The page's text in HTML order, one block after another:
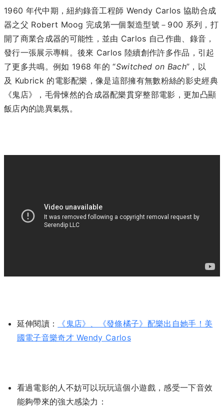
1960 年代中期，紐約錄音工程師 Wendy Carlos 協助合成
器之父 Robert Moog 完成第一個製造型號－900 系列，打
開了商業合成器的可能性，並由 Carlos 自己作曲、錄音，
發行一張展示專輯。後來 Carlos 陸續創作許多作品，引起
了更多共鳴。例如 1968 年的 “Switched on Bach”，以
及 Kubrick 的電影配樂，像是這部擁有無數粉絲的影史經典
《鬼店》，毛骨悚然的合成器配樂貫穿整部電影，更加凸顯
飯店內的詭異氣氛。
延伸閱讀：
《鬼店》、《發條橘子》配樂出自她手！美
國電子音樂奇才 Wendy Carlos
看過電影的人不妨可以玩玩這個小遊戲，感受一下音效
能夠帶來的強大感染力：